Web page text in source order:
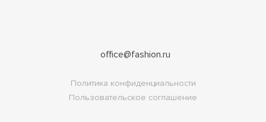
office@fashion.ru
Политика конфиденциальности
Пользовательское соглашение